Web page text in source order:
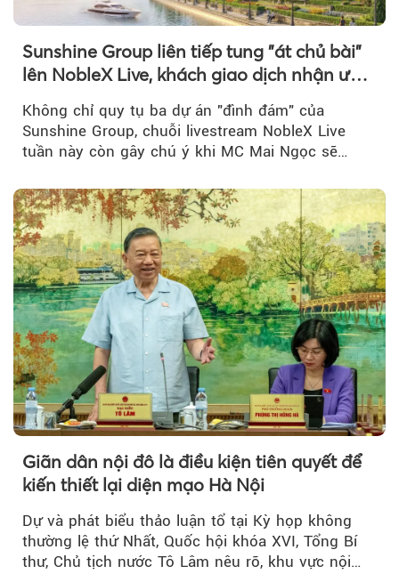
Sunshine Group liên tiếp tung "át chủ bài"
lên NobleX Live, khách giao dịch nhận ưu
Không chỉ quy tụ ba dự án "đình đám" của
Sunshine Group, chuỗi livestream NobleX Live
tuần này còn gây chú ý khi MC Mai Ngọc sẽ
Giãn dân nội đô là điều kiện tiên quyết để
kiến thiết lại diện mạo Hà Nội
Dự và phát biểu thảo luận tổ tại Kỳ họp không
thường lệ thứ Nhất, Quốc hội khóa XVI, Tổng Bí
thư, Chủ tịch nước Tô Lâm nêu rõ, khu vực nội